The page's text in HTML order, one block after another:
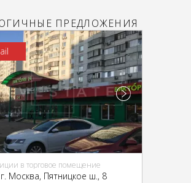
ПРЕДЛОЖЕНИЯ
в торговое помещение
Москва, Пятницкое ш., 8